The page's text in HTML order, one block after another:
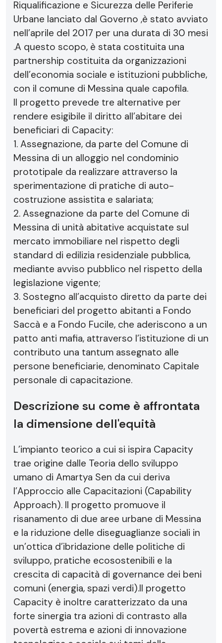
Riqualificazione e Sicurezza delle Periferie
Urbane lanciato dal Governo ,è stato avviato
nell’aprile del 2017 per una durata di 30 mesi
.A questo scopo, è stata costituita una
partnership costituita da organizzazioni
dell’economia sociale e istituzioni pubbliche,
con il comune di Messina quale capofila.
Il progetto prevede tre alternative per
rendere esigibile il diritto all’abitare dei
beneficiari di Capacity:
1. Assegnazione, da parte del Comune di
Messina di un alloggio nel condominio
prototipale da realizzare attraverso la
sperimentazione di pratiche di auto-
costruzione assistita e salariata;
2. Assegnazione da parte del Comune di
Messina di unità abitative acquistate sul
mercato immobiliare nel rispetto degli
standard di edilizia residenziale pubblica,
mediante avviso pubblico nel rispetto della
legislazione vigente;
3. Sostegno all’acquisto diretto da parte dei
beneficiari del progetto abitanti a Fondo
Saccà e a Fondo Fucile, che aderiscono a un
patto anti mafia, attraverso l’istituzione di un
contributo una tantum assegnato alle
persone beneficiarie, denominato Capitale
personale di capacitazione.
Descrizione su come è affrontata
la dimensione dell'equità
L’impianto teorico a cui si ispira Capacity
trae origine dalle Teoria dello sviluppo
umano di Amartya Sen da cui deriva
l’Approccio alle Capacitazioni (Capability
Approach). Il progetto promuove il
risanamento di due aree urbane di Messina
e la riduzione delle diseguaglianze sociali in
un’ottica d’ibridazione delle politiche di
sviluppo, pratiche ecosostenibili e la
crescita di capacità di governance dei beni
comuni (energia, spazi verdi).Il progetto
Capacity è inoltre caratterizzato da una
forte sinergia tra azioni di contrasto alla
povertà estrema e azioni di innovazione